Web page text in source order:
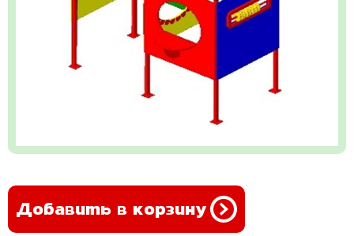
Добавить в корзину